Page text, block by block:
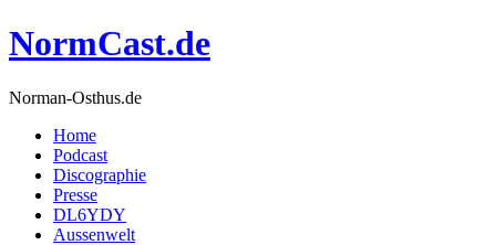
NormCast.de
Norman-Osthus.de
Home
Podcast
Discographie
Presse
DL6YDY
Aussenwelt